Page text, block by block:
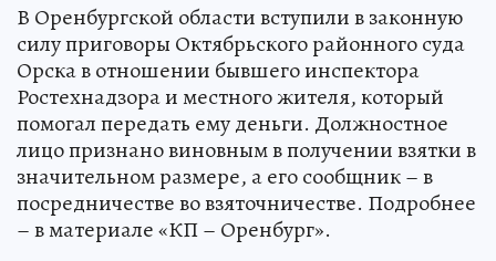
В Оренбургской области вступили в законную
силу приговоры Октябрьского районного суда
Орска в отношении бывшего инспектора
Ростехнадзора и местного жителя, который
помогал передать ему деньги. Должностное
лицо признано виновным в получении взятки в
значительном размере, а его сообщник – в
посредничестве во взяточничестве. Подробнее
– в материале «КП – Оренбург».